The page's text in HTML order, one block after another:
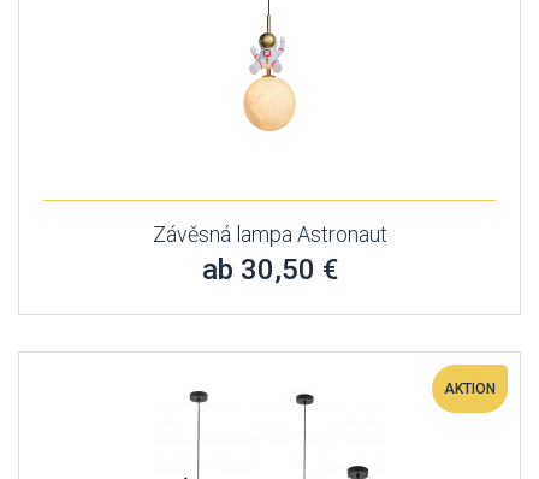
Závěsná lampa Astronaut
ab 30,50 €
AKTION